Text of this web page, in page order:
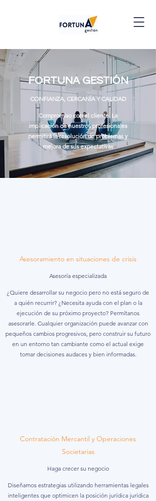
FORTUNA GESTIÓN
CONFIANZA, CERCANÍA Y CALIDAD
Compromiso con el cliente. La
implicación de nuestros profesionales
permitirá la resolución de problemas y
mejora de sus expectativas
Asesoramiento en situaciones de crisis
Asesoría especializada
¿Quiere desarrollar su negocio pero no está seguro de
a quién recurrir? ¿Necesita ayuda con el plan o la
ejecución de su próximo proyecto? Permítanos
asesorarle. Cualquier organización puede avanzar con
pequeños cambios progresivos, pero construir su futuro
en un entorno tan cambiante como el actual exige
tomar decisiones audaces y bien informadas.
Contratación Mercantil y Operaciones
Societarias
Haga crecer su negocio
Diseñamos estrategias utilizando herramientas legales
inteligentes que optimicen la posición jurídica jurídica